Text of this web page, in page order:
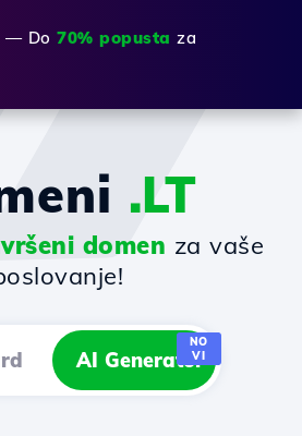
— Do 70% popusta za
.LT
domen za vaše
AI Generator
NO
VI